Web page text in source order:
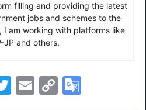
filling and providing the latest
jobs and schemes to the
I am working with platforms like
JP and others.
T
E
C